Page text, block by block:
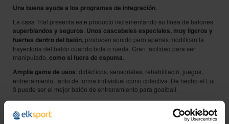
Una buena ayuda a los programas de integración.
La casa Trial presenta este producto incrementando su línea de balones
superblandos y seguros Unos cascabeles especiales, muy ligeros y
fuertes dentro del balón, producen sonido pero apenas modifican la
trayectoria del balón cuando bota o rueda. Gran facilidad para ser
manipulado, como si fuera de espuma
Amplia gama de usos: didácticos, sensoriales, rehabilitació, juegos,
entrenamiento, tanto de forma individual como colectiva. De hecho el Lui
3 puede ser el mejor balón de entrenamiento para goalball.
Disponible en 3 diámetros:
· Lui 1: 14 cm de ø / 160 g.